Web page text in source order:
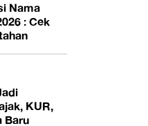
Nama
: Cek
KUR,
Baru